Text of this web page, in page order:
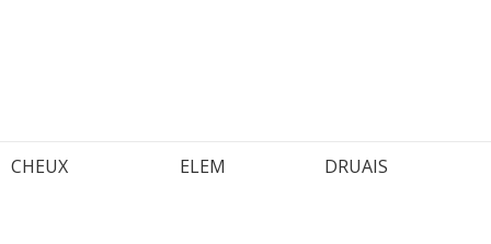
CHEUX ELEM DRUAIS